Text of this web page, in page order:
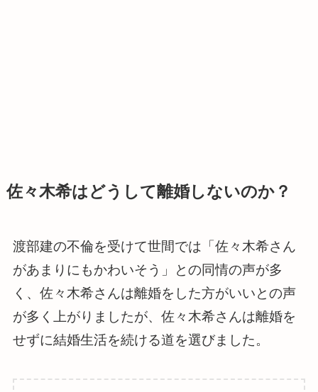
佐々木希はどうして離婚しないのか？
渡部建の不倫を受けて世間では「佐々木希さん
があまりにもかわいそう」との同情の声が多
く、佐々木希さんは離婚をした方がいいとの声
が多く上がりましたが、佐々木希さんは離婚を
せずに結婚生活を続ける道を選びました。